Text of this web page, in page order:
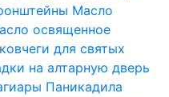
Масло
освященное
для святых
на алтарную дверь
Паникадила